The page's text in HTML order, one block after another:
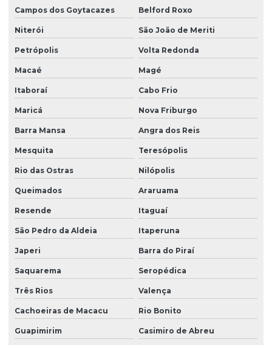
Retrofit em fachada
Retrofit de fachada de casa
Retrofit de fachada comercial
Retrofit fachada predial
Serviço de construção
Serviços de construção civil
Sistema de gestão de obra
Campos dos Goytacazes Belford Roxo
Niterói São João de Meriti
Petrópolis Volta Redonda
Macaé Magé
Itaboraí Cabo Frio
Maricá Nova Friburgo
Barra Mansa Angra dos Reis
Mesquita Teresópolis
Rio das Ostras Nilópolis
Queimados Araruama
Resende Itaguaí
São Pedro da Aldeia Itaperuna
Japeri Barra do Piraí
Saquarema Seropédica
Três Rios Valença
Cachoeiras de Macacu Rio Bonito
Guapimirim Casimiro de Abreu